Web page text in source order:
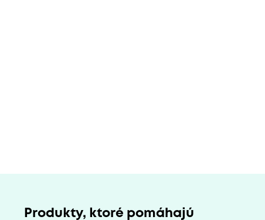
Produkty, ktoré pomáhajú